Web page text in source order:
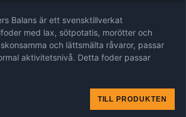
Balans är ett svensktillverkat
med lax, sötpotatis, morötter och
och lättsmälta råvaror, passar
aktivitetsnivå. Detta foder passar
TILL PRODUKTEN